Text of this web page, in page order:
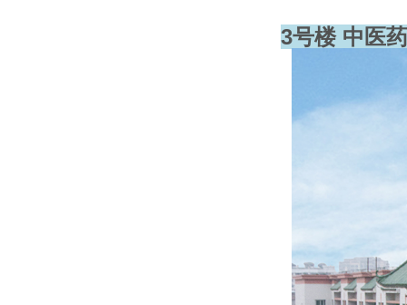
3号楼 中医